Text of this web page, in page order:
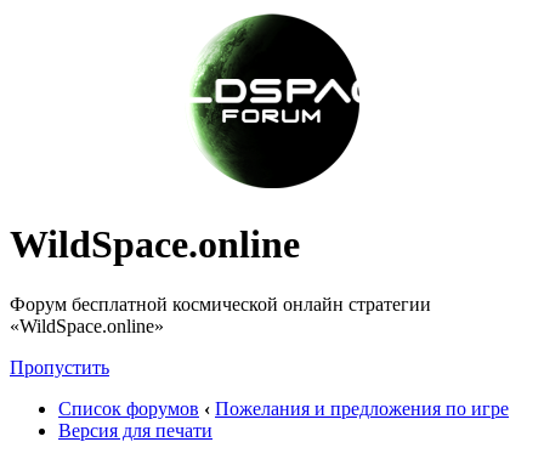
WildSpace.online
Форум бесплатной космической онлайн стратегии
«WildSpace.online»
Пропустить
Список форумов ‹ Пожелания и предложения по игре
Версия для печати